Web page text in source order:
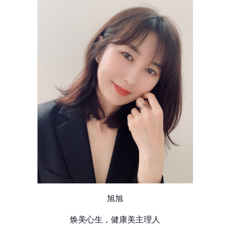
旭旭
焕美心生，健康美主理人